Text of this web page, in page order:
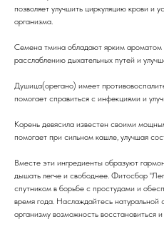
позволяет улучшить циркуляцию крови и
организма.
Семена тмина обладают ярким ароматом
расслаблению дыхательных путей и
Душица(орегано) имеет
помогает справиться с инфекциями и
Корень девясила известен своими
помогает при сильном кашле, улучшая
Вместе эти ингредиенты образуют
дышать легче и свободнее. Фитосбор
спутником в борьбе с простудами и
время года. Наслаждайтесь
организму возможность восстановиться и